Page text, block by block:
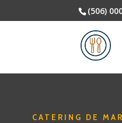
(506)
CATERING DE